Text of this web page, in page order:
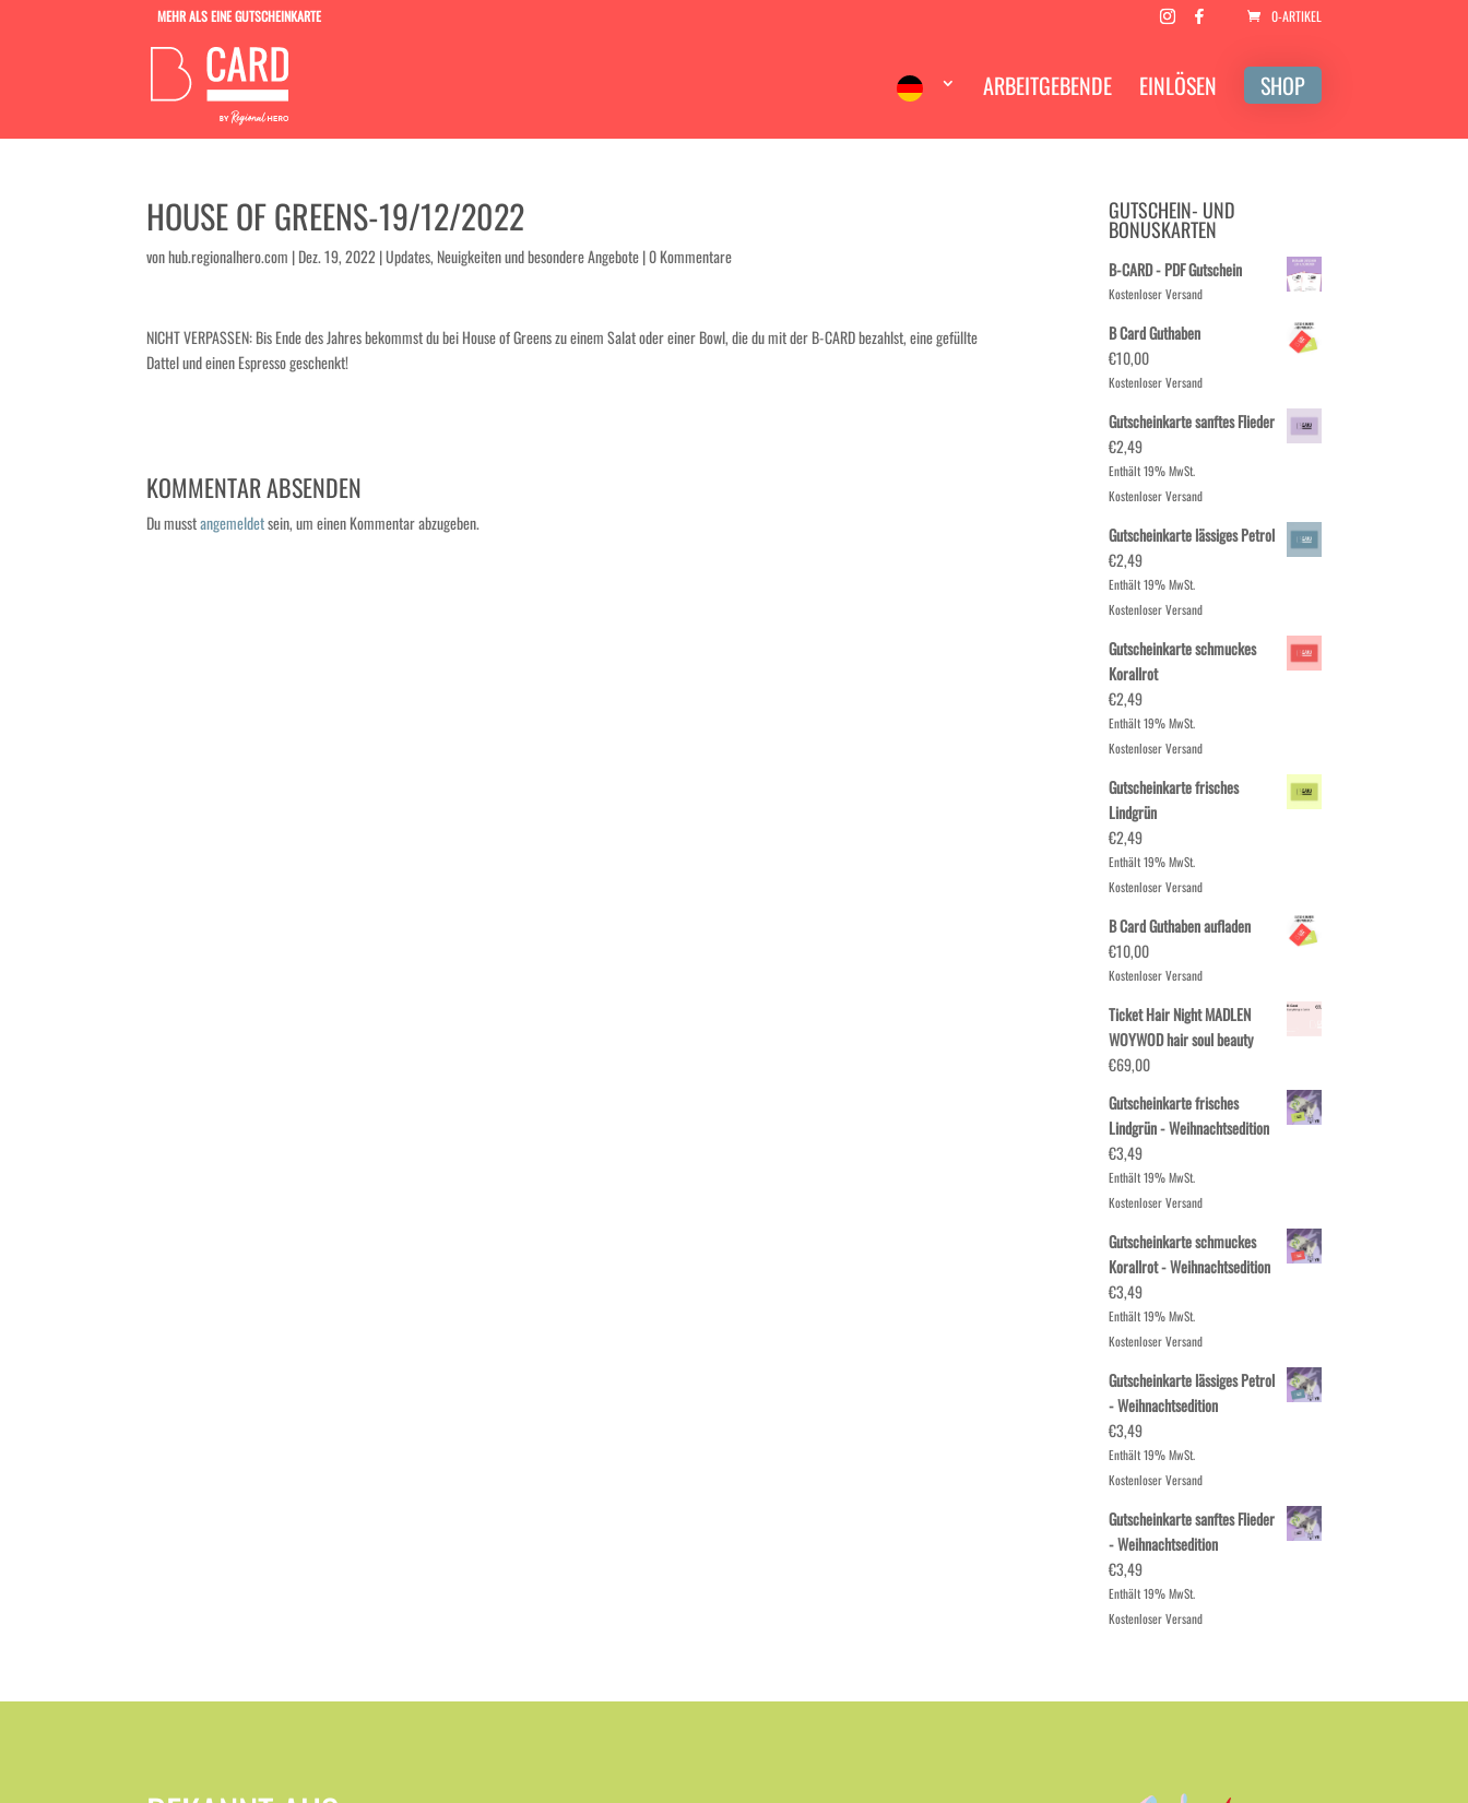
MEHR ALS EINE GUTSCHEINKARTE 0-ARTIKEL
ARBEITGEBENDE EINLÖSEN SHOP
HOUSE OF GREENS-19/12/2022
vonhub.regionalhero.com |Dez. 19, 2022|Updates, Neuigkeiten und besondere Angebote|0 Kommentare
NICHT VERPASSEN: Bis Ende des Jahres bekommst du bei House of Greens zu einem Salat oder einer Bowl, die du mit der B-CARD bezahlst, eine gefüllte
Dattel und einen Espresso geschenkt!
KOMMENTAR ABSENDEN
Du musstangemeldetsein, um einen Kommentar abzugeben.
GUTSCHEIN- UND
BONUSKARTEN
B-CARD - PDF Gutschein
Kostenloser Versand
B Card Guthaben
€10,00
Kostenloser Versand
Gutscheinkarte sanftes Flieder
€2,49
Enthält 19% MwSt.
Kostenloser Versand
Gutscheinkarte lässiges Petrol
€2,49
Enthält 19% MwSt.
Kostenloser Versand
Gutscheinkarte schmuckes
Korallrot
€2,49
Enthält 19% MwSt.
Kostenloser Versand
Gutscheinkarte frisches
Lindgrün
€2,49
Enthält 19% MwSt.
Kostenloser Versand
B Card Guthaben aufladen
€10,00
Kostenloser Versand
Ticket Hair Night MADLEN
WOYWOD hair soul beauty
€69,00
Gutscheinkarte frisches
Lindgrün - Weihnachtsedition
€3,49
Enthält 19% MwSt.
Kostenloser Versand
Gutscheinkarte schmuckes
Korallrot - Weihnachtsedition
€3,49
Enthält 19% MwSt.
Kostenloser Versand
Gutscheinkarte lässiges Petrol
- Weihnachtsedition
€3,49
Enthält 19% MwSt.
Kostenloser Versand
Gutscheinkarte sanftes Flieder
- Weihnachtsedition
€3,49
Enthält 19% MwSt.
Kostenloser Versand